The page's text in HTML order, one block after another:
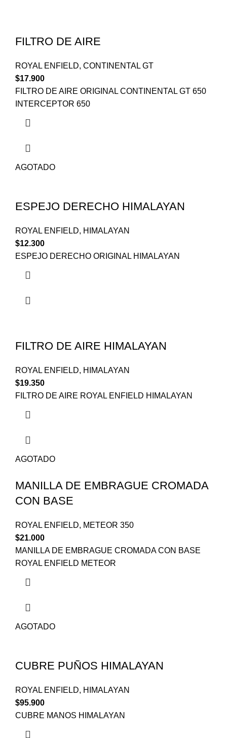
FILTRO DE AIRE
ROYAL ENFIELD, CONTINENTAL GT
$17.900
FILTRO DE AIRE ORIGINAL CONTINENTAL GT 650
INTERCEPTOR 650
AGOTADO
ESPEJO DERECHO HIMALAYAN
ROYAL ENFIELD, HIMALAYAN
$12.300
ESPEJO DERECHO ORIGINAL HIMALAYAN
FILTRO DE AIRE HIMALAYAN
ROYAL ENFIELD, HIMALAYAN
$19.350
FILTRO DE AIRE ROYAL ENFIELD HIMALAYAN
AGOTADO
MANILLA DE EMBRAGUE CROMADA
CON BASE
ROYAL ENFIELD, METEOR 350
$21.000
MANILLA DE EMBRAGUE CROMADA CON BASE
ROYAL ENFIELD METEOR
AGOTADO
CUBRE PUÑOS HIMALAYAN
ROYAL ENFIELD, HIMALAYAN
$95.900
CUBRE MANOS HIMALAYAN